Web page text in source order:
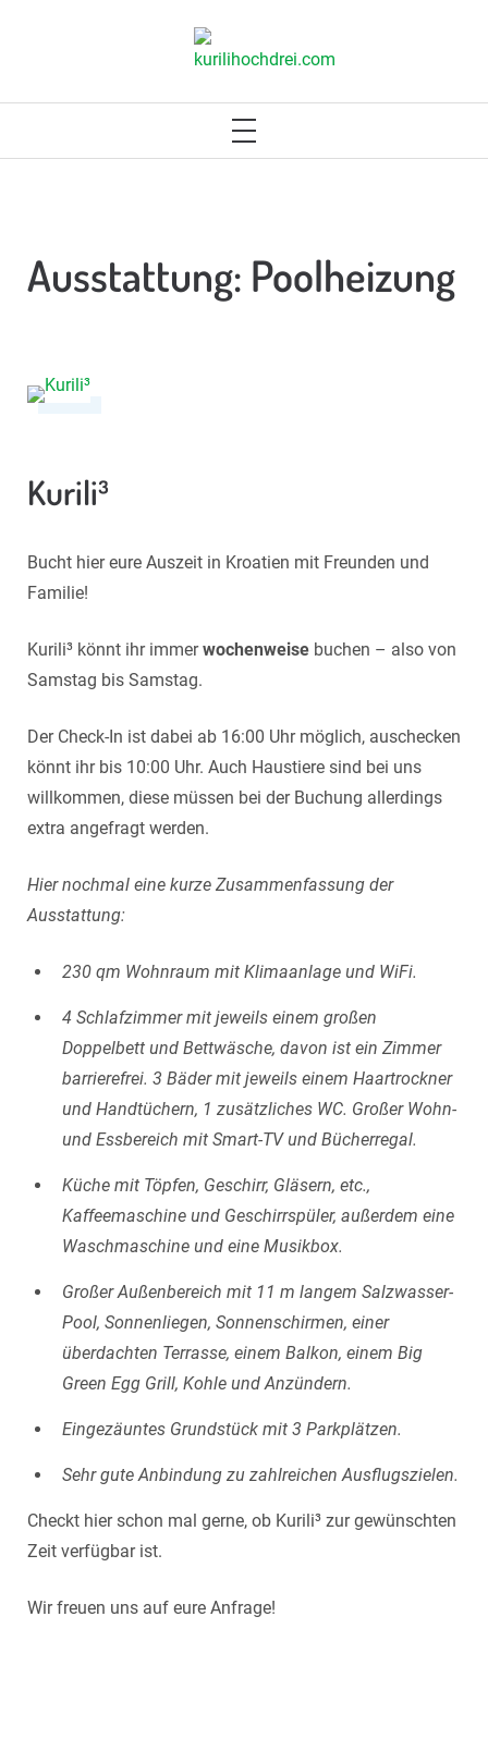
KURILIHOCHDREI.COM
PRIMARY
MENU
Ausstattung: Poolheizung
Kurili³
Bucht hier eure Auszeit in Kroatien mit Freunden und
Familie!
Kurili³ könnt ihr immerwochenweise buchen – also von
Samstag bis Samstag.
Der Check-In ist dabei ab 16:00 Uhr möglich, auschecken
könnt ihr bis 10:00 Uhr. Auch Haustiere sind bei uns
willkommen, diese müssen bei der Buchung allerdings
extra angefragt werden.
Hier nochmal eine kurze Zusammenfassung der
Ausstattung:
230 qm Wohnraum mit Klimaanlage und WiFi.
4 Schlafzimmer mit jeweils einem großen
Doppelbett und Bettwäsche, davon ist ein Zimmer
barrierefrei. 3 Bäder mit jeweils einem Haartrockner
und Handtüchern, 1 zusätzliches WC. Großer Wohn-
und Essbereich mit Smart-TV und Bücherregal.
Küche mit Töpfen, Geschirr, Gläsern, etc.,
Kaffeemaschine und Geschirrspüler, außerdem eine
Waschmaschine und eine Musikbox.
Großer Außenbereich mit 11 m langem Salzwasser-
Pool, Sonnenliegen, Sonnenschirmen, einer
überdachten Terrasse, einem Balkon, einem Big
Green Egg Grill, Kohle und Anzündern.
Eingezäuntes Grundstück mit 3 Parkplätzen.
Sehr gute Anbindung zu zahlreichen Ausflugszielen.
Checkt hier schon mal gerne, ob Kurili³ zur gewünschten
Zeit verfügbar ist.
Wir freuen uns auf eure Anfrage!